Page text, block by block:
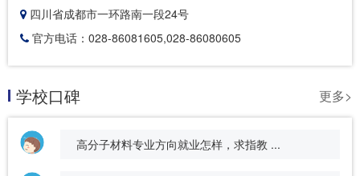
四川省成都市一环路南一段24号
官方电话：028-86081605,028-86080605
学校口碑 更多>
高分子材料专业方向就业怎样，求指教 ...